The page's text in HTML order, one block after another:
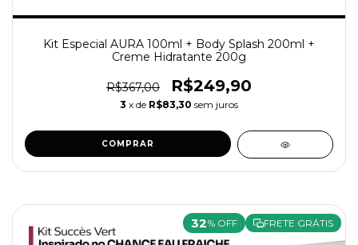
Kit Especial AURA 100ml + Body Splash 200ml +
Creme Hidratante 200g
R$367,00 R$249,90
3 x de R$83,30 sem juros
COMPRAR
32% OFF FRETE GRÁTIS